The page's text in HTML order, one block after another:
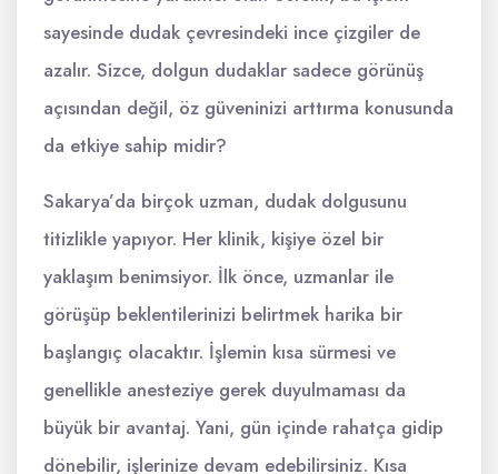
sayesinde dudak çevresindeki ince çizgiler de
azalır. Sizce, dolgun dudaklar sadece görünüş
açısından değil, öz güveninizi arttırma konusunda
da etkiye sahip midir?
Sakarya’da birçok uzman, dudak dolgusunu
titizlikle yapıyor. Her klinik, kişiye özel bir
yaklaşım benimsiyor. İlk önce, uzmanlar ile
görüşüp beklentilerinizi belirtmek harika bir
başlangıç olacaktır. İşlemin kısa sürmesi ve
genellikle anesteziye gerek duyulmaması da
büyük bir avantaj. Yani, gün içinde rahatça gidip
dönebilir, işlerinize devam edebilirsiniz. Kısa